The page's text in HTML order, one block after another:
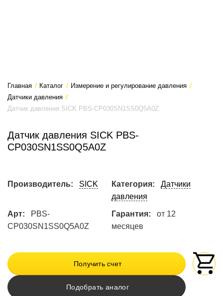
Главная / Каталог / Измерение и регулирование давления /
Датчики давления /
Датчик давления SICK PBS-CP030SN1SS0Q5A0Z
Датчик давления SICK PBS-
CP030SN1SS0Q5A0Z
Производитель: SICK Категория:
Датчики
давления
Арт:
PBS-
CP030SN1SS0Q5A0Z
Гарантия:
от 12
месяцев
Получить счет
Подобрать аналог